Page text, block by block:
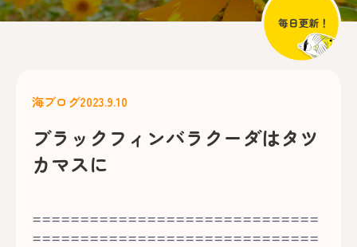
海ブログ2023.9.10
ブラックフィンバラクーダはタツ
カマスに
==============================
==============================